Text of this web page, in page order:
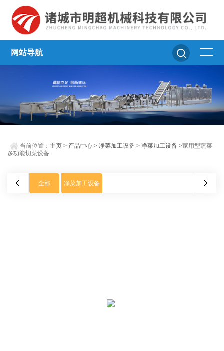
网站导航
当前位置： 主页 > 产品中心 >净菜加工设备 >净菜加工设备 >家用型蔬菜
多功能切菜设备
全部 净菜加工设备